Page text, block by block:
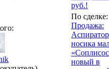
руб.!
По сделке:
Продажа:
носика
новый в